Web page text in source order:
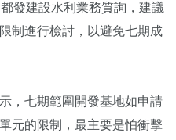
發建設水利業務質詢，建議
制進行檢討，以避免七期成
，七期範圍開發基地如申請
元的限制，最主要是怕衝擊